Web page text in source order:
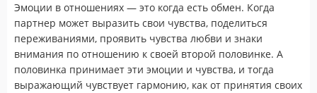
Эмоции в отношениях — это когда есть обмен. Когда
партнер может выразить свои чувства, поделиться
переживаниями, проявить чувства любви и знаки
внимания по отношению к своей второй половинке. А
половинка принимает эти эмоции и чувства, и тогда
выражающий чувствует гармонию, как от принятия своих